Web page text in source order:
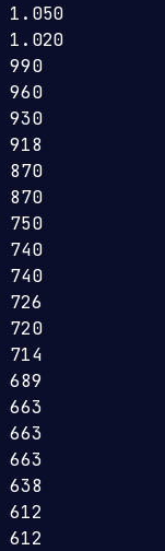
1.050
1.020
990
960
930
918
870
870
750
740
740
726
720
714
689
663
663
663
638
612
612